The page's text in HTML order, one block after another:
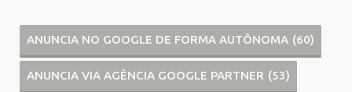
ANUNCIA NO GOOGLE DE FORMA AUTÔNOMA (60)
ANUNCIA VIA AGÊNCIA GOOGLE PARTNER (53)